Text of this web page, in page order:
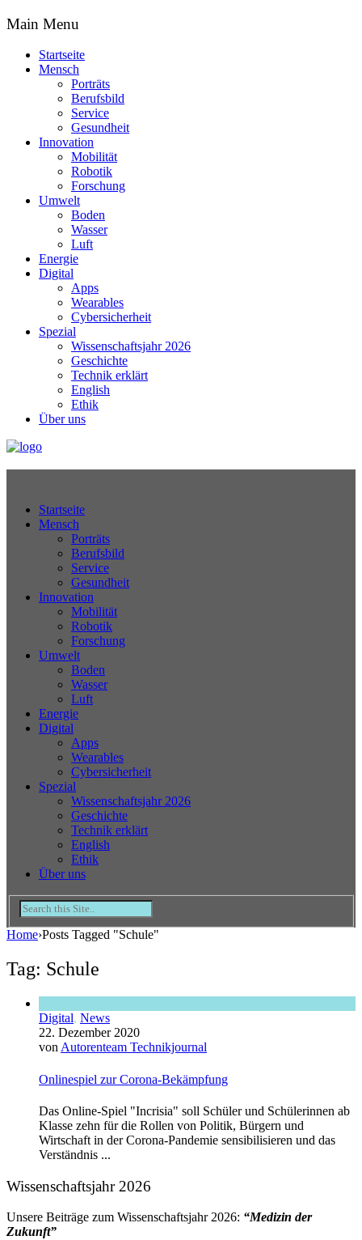
Main Menu
Startseite
Mensch
Porträts
Berufsbild
Service
Gesundheit
Innovation
Mobilität
Robotik
Forschung
Umwelt
Boden
Wasser
Luft
Energie
Digital
Apps
Wearables
Cybersicherheit
Spezial
Wissenschaftsjahr 2026
Geschichte
Technik erklärt
English
Ethik
Über uns
Startseite
Mensch
Porträts
Berufsbild
Service
Gesundheit
Innovation
Mobilität
Robotik
Forschung
Umwelt
Boden
Wasser
Luft
Energie
Digital
Apps
Wearables
Cybersicherheit
Spezial
Wissenschaftsjahr 2026
Geschichte
Technik erklärt
English
Ethik
Über uns
Home›Posts Tagged "Schule"
Tag: Schule
Digital, News
22. Dezember 2020
von Autorenteam Technikjournal
Onlinespiel zur Corona-Bekämpfung
Das Online-Spiel "Incrisia" soll Schüler und Schülerinnen ab
Klasse zehn für die Rollen von Politik, Bürgern und
Wirtschaft in der Corona-Pandemie sensibilisieren und das
Verständnis ...
Wissenschaftsjahr 2026
Unsere Beiträge zum Wissenschaftsjahr 2026: “Medizin der
Zukunft”